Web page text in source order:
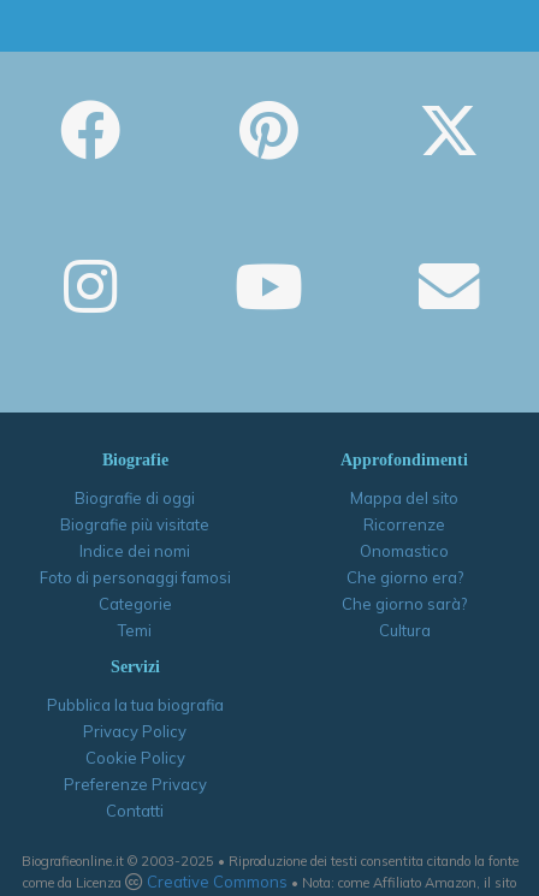
Biografie
Biografie di oggi
Biografie più visitate
Indice dei nomi
Foto di personaggi famosi
Categorie
Temi
Approfondimenti
Mappa del sito
Ricorrenze
Onomastico
Che giorno era?
Che giorno sarà?
Cultura
Servizi
Pubblica la tua biografia
Privacy Policy
Cookie Policy
Preferenze Privacy
Contatti
Biografieonline.it © 2003-2025 • Riproduzione dei testi consentita citando la fonte
come da Licenza
Creative Commons • Nota: come Affiliato Amazon, il sito